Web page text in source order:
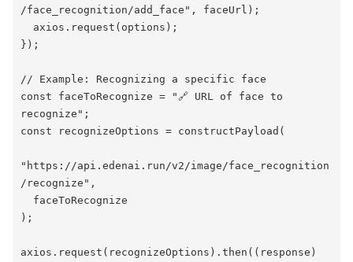
/face_recognition/add_face", faceUrl);
  axios.request(options);
});
// Example: Recognizing a specific face
const faceToRecognize = "🔗 URL of face to
recognize";
const recognizeOptions = constructPayload(
"https://api.edenai.run/v2/image/face_recognition
/recognize",
  faceToRecognize
);
axios.request(recognizeOptions).then((response)